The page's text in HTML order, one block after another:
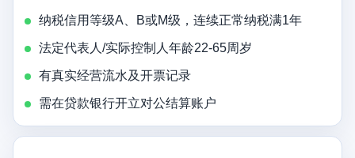
纳税信用等级A、B或M级，连续正常纳税满1年
法定代表人/实际控制人年龄22-65周岁
有真实经营流水及开票记录
需在贷款银行开立对公结算账户